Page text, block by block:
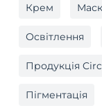
Крем
Освітлення
Продукція
Пігментація